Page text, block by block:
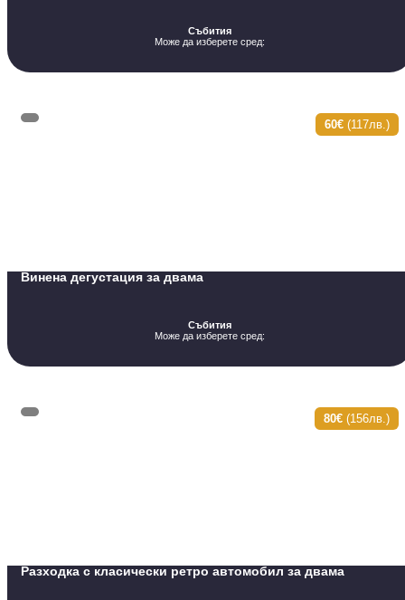
Събития
Може да изберете сред:
60€ (117лв.)
Винена дегустация за двама
Събития
Може да изберете сред:
80€ (156лв.)
Разходка с класически ретро автомобил за двама